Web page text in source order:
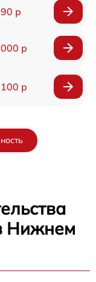
р
р
р
Нижнем